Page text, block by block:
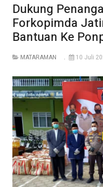
Dukung
Forkopimda
Bantuan Ke
MATARAMAN 10 Juli